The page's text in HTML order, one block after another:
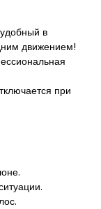
в
движением!
при